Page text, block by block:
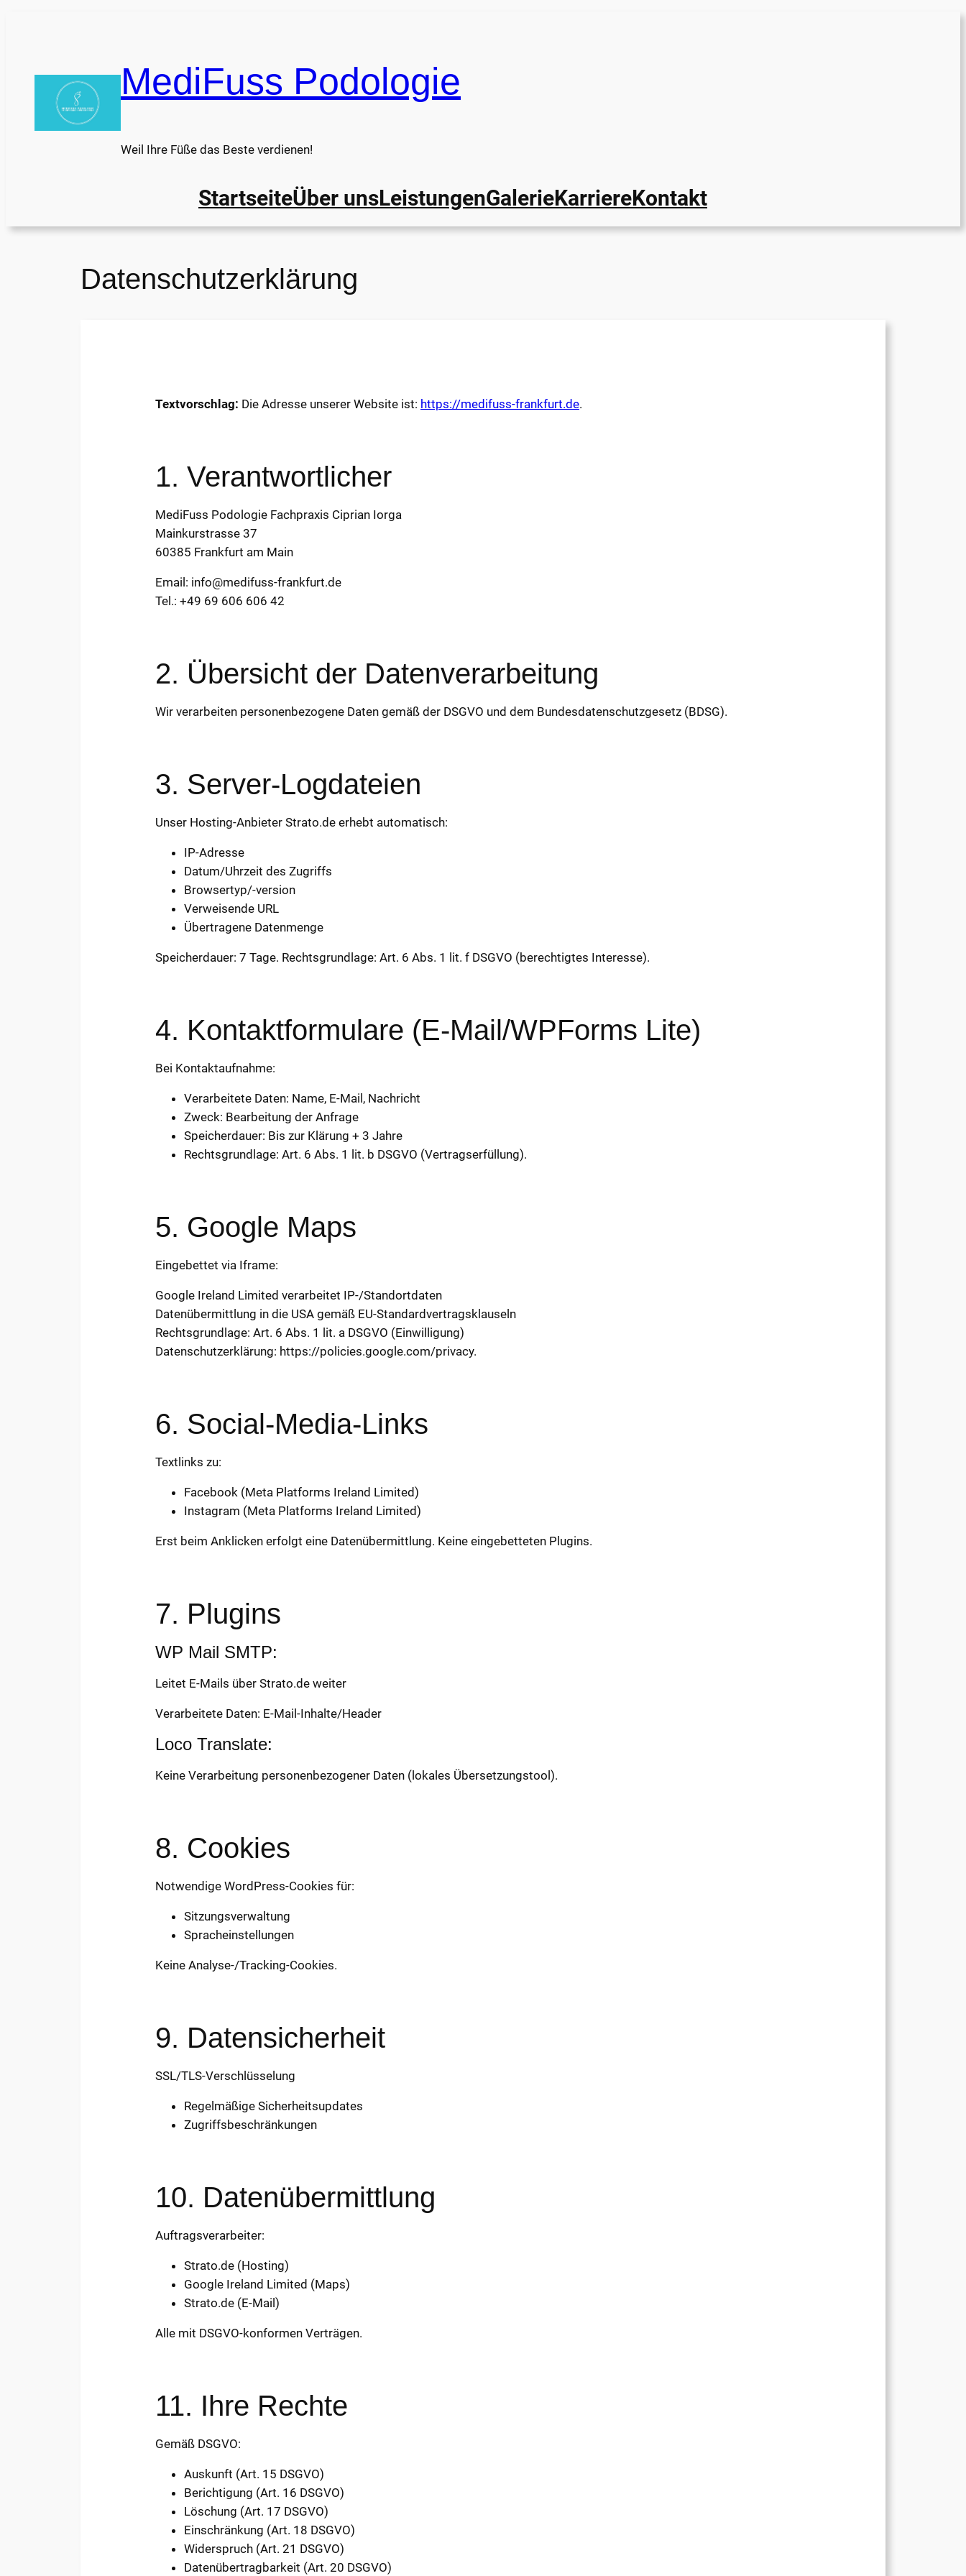
MediFuss Podologie
Weil Ihre Füße das Beste verdienen!
StartseiteÜber unsLeistungenGalerieKarriereKontakt
Datenschutzerklärung
Textvorschlag: Die Adresse unserer Website ist: https://medifuss-frankfurt.de.
1. Verantwortlicher
MediFuss Podologie Fachpraxis Ciprian Iorga
Mainkurstrasse 37
60385 Frankfurt am Main
Email: info@medifuss-frankfurt.de
Tel.: +49 69 606 606 42
2. Übersicht der Datenverarbeitung
Wir verarbeiten personenbezogene Daten gemäß der DSGVO und dem Bundesdatenschutzgesetz (BDSG).
3. Server-Logdateien
Unser Hosting-Anbieter Strato.de erhebt automatisch:
IP-Adresse
Datum/Uhrzeit des Zugriffs
Browsertyp/-version
Verweisende URL
Übertragene Datenmenge
Speicherdauer: 7 Tage. Rechtsgrundlage: Art. 6 Abs. 1 lit. f DSGVO (berechtigtes Interesse).
4. Kontaktformulare (E-Mail/WPForms Lite)
Bei Kontaktaufnahme:
Verarbeitete Daten: Name, E-Mail, Nachricht
Zweck: Bearbeitung der Anfrage
Speicherdauer: Bis zur Klärung + 3 Jahre
Rechtsgrundlage: Art. 6 Abs. 1 lit. b DSGVO (Vertragserfüllung).
5. Google Maps
Eingebettet via Iframe:
Google Ireland Limited verarbeitet IP-/Standortdaten
Datenübermittlung in die USA gemäß EU-Standardvertragsklauseln
Rechtsgrundlage: Art. 6 Abs. 1 lit. a DSGVO (Einwilligung)
Datenschutzerklärung: https://policies.google.com/privacy.
6. Social-Media-Links
Textlinks zu:
Facebook (Meta Platforms Ireland Limited)
Instagram (Meta Platforms Ireland Limited)
Erst beim Anklicken erfolgt eine Datenübermittlung. Keine eingebetteten Plugins.
7. Plugins
WP Mail SMTP:
Leitet E-Mails über Strato.de weiter
Verarbeitete Daten: E-Mail-Inhalte/Header
Loco Translate:
Keine Verarbeitung personenbezogener Daten (lokales Übersetzungstool).
8. Cookies
Notwendige WordPress-Cookies für:
Sitzungsverwaltung
Spracheinstellungen
Keine Analyse-/Tracking-Cookies.
9. Datensicherheit
SSL/TLS-Verschlüsselung
Regelmäßige Sicherheitsupdates
Zugriffsbeschränkungen
10. Datenübermittlung
Auftragsverarbeiter:
Strato.de (Hosting)
Google Ireland Limited (Maps)
Strato.de (E-Mail)
Alle mit DSGVO-konformen Verträgen.
11. Ihre Rechte
Gemäß DSGVO:
Auskunft (Art. 15 DSGVO)
Berichtigung (Art. 16 DSGVO)
Löschung (Art. 17 DSGVO)
Einschränkung (Art. 18 DSGVO)
Widerspruch (Art. 21 DSGVO)
Datenübertragbarkeit (Art. 20 DSGVO)